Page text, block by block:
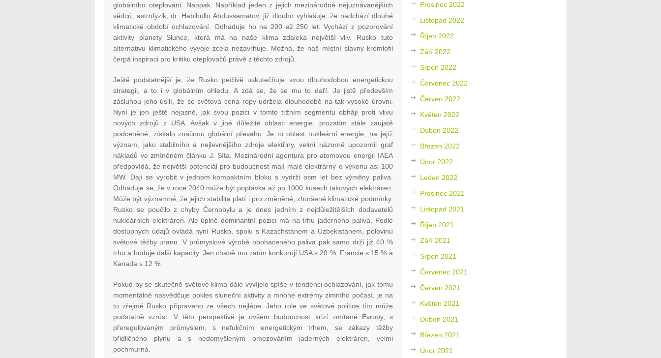
globálního oteplování. Naopak. Například jeden z jejich mezinárodně nejuznávanějších
vědců, astrofyzik, dr. Habibullo Abdussamatov, již dlouho vyhlašuje, že nadchází dlouhé
klimatické období ochlazování. Odhaduje ho na 200 až 250 let. Vychází z pozorování
aktivity planety Slunce, která má na naše klima zdaleka největší vliv. Rusko tuto
alternativu klimatického vývoje zcela nezavrhuje. Možná, že náš místní slavný kremlofil
čerpá inspiraci pro kritiku oteplovačů právě z těchto zdrojů.
Ještě podstatnější je, že Rusko pečlivě uskutečňuje svou dlouhodobou energetickou
strategii, a to i v globálním ohledu. A zdá se, že se mu to daří. Je jistě především
zásluhou jeho úsilí, že se světová cena ropy udržela dlouhodobě na tak vysoké úrovni.
Nyní je jen ještě nejasné, jak svou pozici v tomto tržním segmentu obhájí proti vlivu
nových zdrojů z USA. Avšak v jiné důležité oblasti energie, prozatím stále zaujatě
podceněné, získalo značnou globální převahu. Je to oblast nukleární energie, na jejíž
význam, jako stabilního a nejlevnějšího zdroje elektřiny, velmi názorně upozornil graf
nákladů ve zmíněném článku J. Síta. Mezinárodní agentura pro atomovou energii IAEA
předpovídá, že největší potenciál pro budoucnost mají malé elektrárny o výkonu asi 100
MW. Dají se vyrobit v jednom kompaktním bloku a vydrží osm let bez výměny paliva.
Odhaduje se, že v roce 2040 může být poptávka až po 1000 kusech takových elektráren.
Může být významné, že jejich stabilita platí i pro změněné, zhoršené klimatické podmínky.
Rusko se poučilo z chyby Černobylu a je dnes jedním z nejdůležitějších dodavatelů
nukleárních elektráren. Ale úplně dominantní pozici má na trhu jaderného paliva. Podle
dostupných údajů ovládá nyní Rusko, spolu s Kazachstánem a Uzbekistánem, polovinu
světové těžby uranu. V průmyslové výrobě obohaceného paliva pak samo drží již 40 %
trhu a buduje další kapacity. Jen chabě mu zatím konkurují USA s 20 %, Francie s 15 % a
Kanada s 12 %.
Pokud by se skutečně světové klima dále vyvíjelo spíše v tendenci ochlazování, jak tomu
momentálně nasvědčuje pokles sluneční aktivity a mnohé extrémy zimního počasí, je na
to zřejmě Rusko připraveno ze všech nejlépe. Jeho role ve světové politice tím může
podstatně vzrůst. V této perspektivě je ovšem budoucnost krizí zmítané Evropy, s
přeregulovaným průmyslem, s nefukčním energetickým trhem, se zákazy těžby
břidličného plynu a s nedomyšleným omezováním jaderných elektráren, velmi
pochmurná.
Prosinec 2022
Listopad 2022
Říjen 2022
Září 2022
Srpen 2022
Červenec 2022
Červen 2022
Květen 2022
Duben 2022
Březen 2022
Únor 2022
Leden 2022
Prosinec 2021
Listopad 2021
Říjen 2021
Září 2021
Srpen 2021
Červenec 2021
Červen 2021
Květen 2021
Duben 2021
Březen 2021
Únor 2021